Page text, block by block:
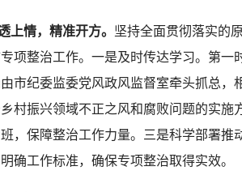
上情，精准开方。 坚持全面贯彻落实的
项整治工作。一是及时传达学习。第
市纪委监委党风政风监督室牵头抓总
村振兴领域不正之风和腐败问题的实施
，保障整治工作力量。三是科学部署
确工作标准，确保专项整治取得实效。